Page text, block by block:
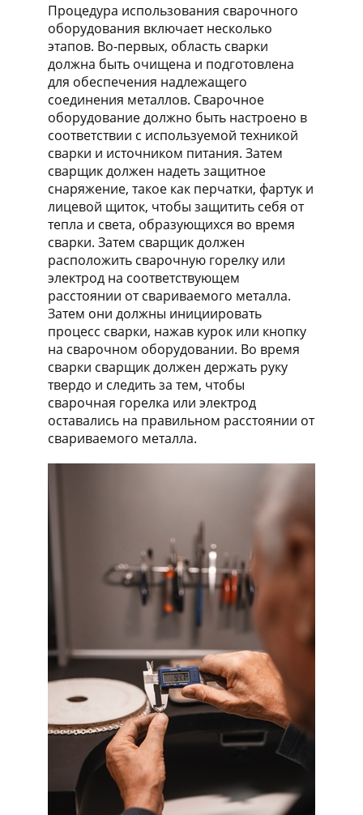
Процедура использования сварочного
оборудования включает несколько
этапов. Во-первых, область сварки
должна быть очищена и подготовлена
для обеспечения надлежащего
соединения металлов. Сварочное
оборудование должно быть настроено в
соответствии с используемой техникой
сварки и источником питания. Затем
сварщик должен надеть защитное
снаряжение, такое как перчатки, фартук и
лицевой щиток, чтобы защитить себя от
тепла и света, образующихся во время
сварки. Затем сварщик должен
расположить сварочную горелку или
электрод на соответствующем
расстоянии от свариваемого металла.
Затем они должны инициировать
процесс сварки, нажав курок или кнопку
на сварочном оборудовании. Во время
сварки сварщик должен держать руку
твердо и следить за тем, чтобы
сварочная горелка или электрод
оставались на правильном расстоянии от
свариваемого металла.